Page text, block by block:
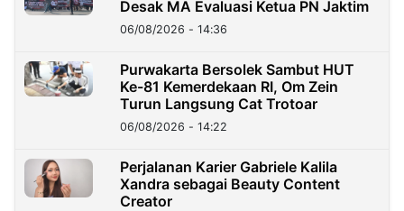
Desak MA Evaluasi Ketua PN Jaktim
06/08/2026 - 14:36
Purwakarta Bersolek Sambut HUT
Ke-81 Kemerdekaan RI, Om Zein
Turun Langsung Cat Trotoar
06/08/2026 - 14:22
Perjalanan Karier Gabriele Kalila
Xandra sebagai Beauty Content
Creator